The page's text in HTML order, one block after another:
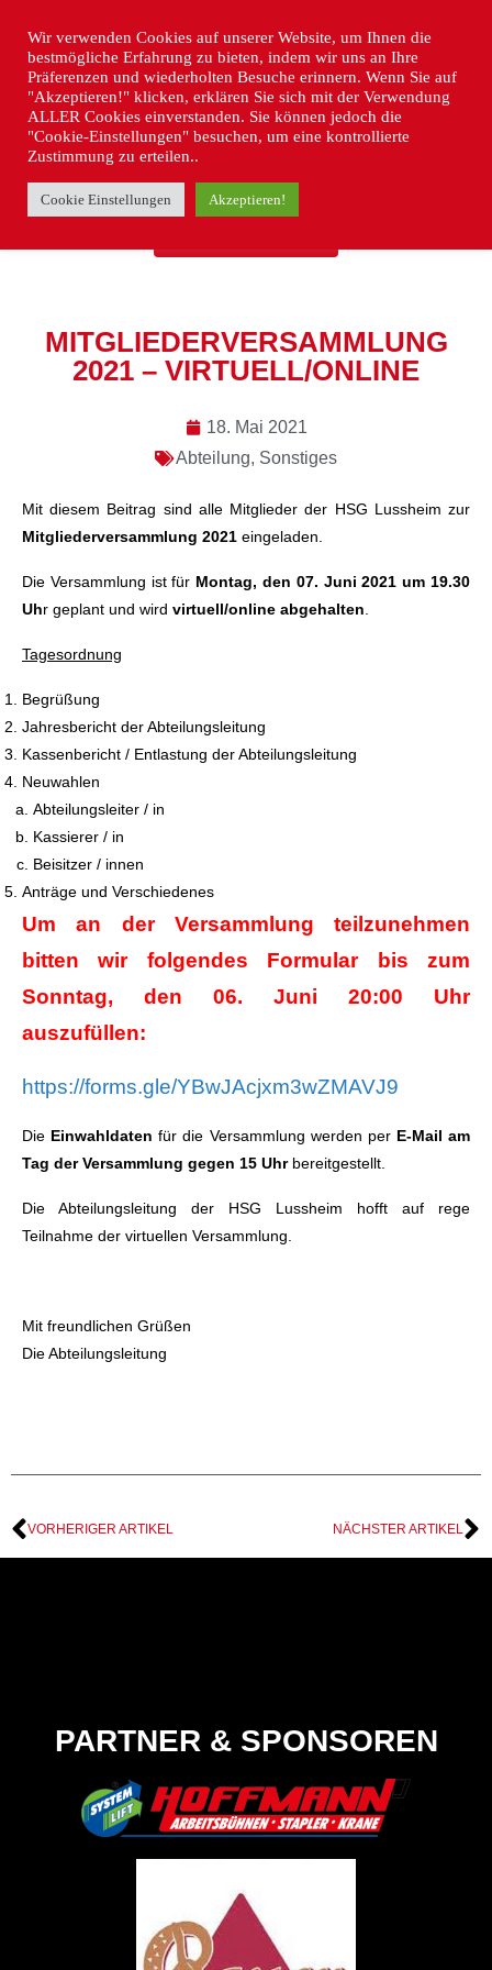
MITGLIEDERVERSAMMLUNG
2021 – VIRTUELL/ONLINE
18. Mai 2021
Abteilung, Sonstiges
Mit diesem Beitrag sind alle Mitglieder der HSG Lussheim zur
Mitgliederversammlung 2021 eingeladen.
Die Versammlung ist für Montag, den 07. Juni 2021 um 19.30
Uhr geplant und wird virtuell/online abgehalten
Tagesordnung
Begrüßung
Jahresbericht der Abteilungsleitung
Kassenbericht / Entlastung der Abteilungsleitung
Neuwahlen
Abteilungsleiter / in
Kassierer / in
Beisitzer / innen
Anträge und Verschiedenes
Um an der Versammlung teilzunehmen
bitten wir folgendes Formular bis zum
Sonntag, den 06. Juni 20:00 Uhr
auszufüllen:
https://forms.gle/YBwJAcjxm3wZMAVJ9
Die Einwahldaten für die Versammlung werden per E-Mail am
Tag der Versammlung gegen 15 Uhrbereitgestellt.
Die Abteilungsleitung der HSG Lussheim hofft auf rege
Teilnahme der virtuellen Versammlung.
Mit freundlichen Grüßen
Die Abteilungsleitung
VORHERIGER ARTIKEL NÄCHSTER ARTIKEL
PARTNER & SPONSOREN
Wir verwenden Cookies auf unserer Website, um Ihnen die
bestmögliche Erfahrung zu bieten, indem wir uns an Ihre
Präferenzen und wiederholten Besuche erinnern. Wenn Sie auf
"Akzeptieren!" klicken, erklären Sie sich mit der Verwendung
ALLER Cookies einverstanden. Sie können jedoch die
"Cookie-Einstellungen" besuchen, um eine kontrollierte
Zustimmung zu erteilen..
Cookie Einstellungen Akzeptieren!